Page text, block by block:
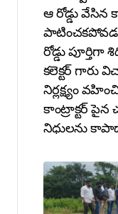
ఆ రోడ్డు వేసిన
రోడ్డు
కలెక్టర్ గారు
నిర్లక్ష్యం
కాంట్రాక్టర్ పైన
నిధులను